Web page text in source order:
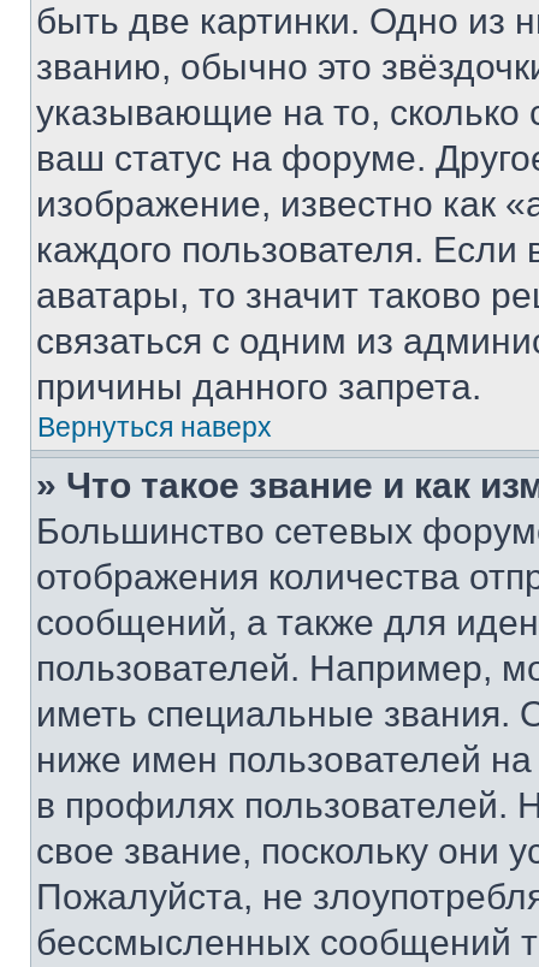
быть две картинки. Одно из
званию, обычно это
указывающие на то,
ваш статус на форуме.
изображение, известно как
каждого пользователя.
аватары, то значит таково
связаться с одним из
причины данного запрета.
Вернуться наверх
» Что такое звание и как
Большинство сетевых
отображения количества
сообщений, а также для
пользователей. Например,
иметь специальные звания.
ниже имен пользователей
в профилях
свое звание, поскольку они
Пожалуйста, не
бессмысленных сообщений